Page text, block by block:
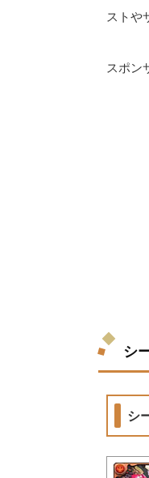
ストや
スポン
シ
シ